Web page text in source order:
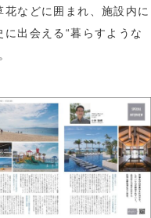
などに囲まれ、施設内に
出会える“暮らすような